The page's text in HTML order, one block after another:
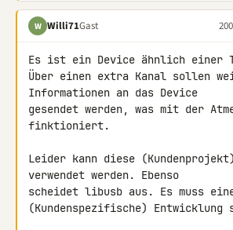
W Willi71Gast
Es ist ein Device ähnlich einer
Über einen extra Kanal sollen
Informationen an das Device
gesendet werden, was mit der
finktioniert.
Leider kann diese
verwendet werden. Ebenso
scheidet libusb aus. Es muss
(Kundenspezifische) Entwicklung